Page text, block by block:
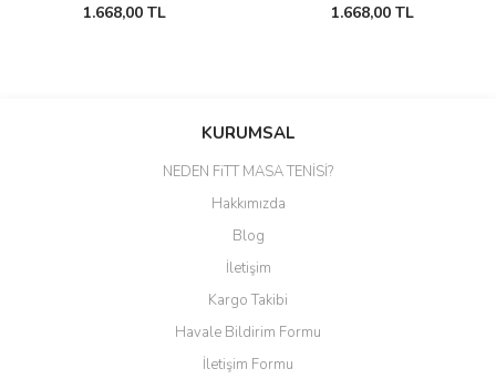
1.668,00 TL 1.668,00 TL
KURUMSAL
NEDEN FiTT MASA TENİSİ?
Hakkımızda
Blog
İletişim
Kargo Takibi
Havale Bildirim Formu
İletişim Formu